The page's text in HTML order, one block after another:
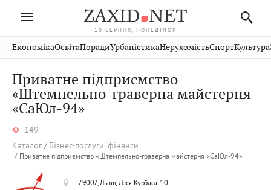
10 СЕРПНЯ, ПОНЕДІЛОК
Івано-
Франківськ
Волинь
Закарпаття
Рівне
Чернівці
Шептицький
Стрий
Хмельницький
Публікації
Авто СловкоКультура
Кіно Дім
ЕкономікаОсвітаПорадиУрбаністикаНерухомістьСпортКультура
Приватне підприємство
«Штемпельно-граверна майстерня
«СаЮл-94»
149
Каталог
Бізнес-послуги, фінанси
Приватне підприємство «Штемпельно-граверна майстерня «СаЮл-94»
79007, Львів, Леся Курбаса, 10